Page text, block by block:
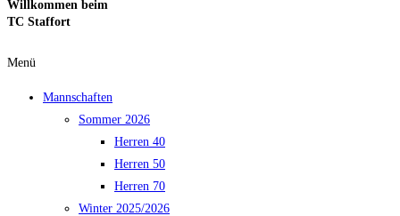
Willkommen beim
TC Staffort
Menü
Mannschaften
Sommer 2026
Herren 40
Herren 50
Herren 70
Winter 2025/2026